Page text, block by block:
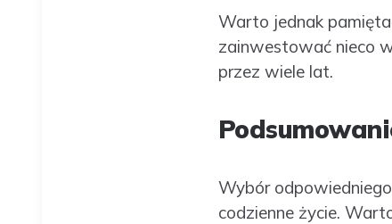
Warto jednak
zainwestować nieco
przez wiele lat.
Wybór
codzienne życie.